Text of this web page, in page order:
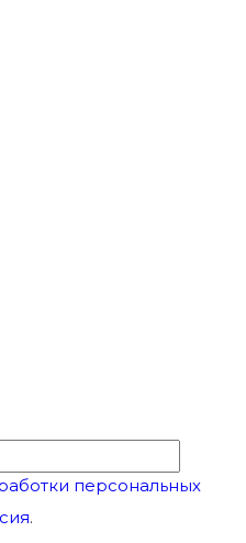
персональных
.